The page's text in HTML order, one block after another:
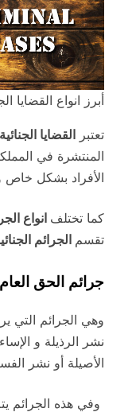
أبرز انواع القضايا
تعتبر القضايا
المنتشرة في
الأفراد بشكل خاص
كما تختلف انواع
تقسم الجرائم
جرائم الحق العام
وهي الجرائم التي
نشر الرذيلة و
الأصيلة أو نشر
وفي هذه الجرائم